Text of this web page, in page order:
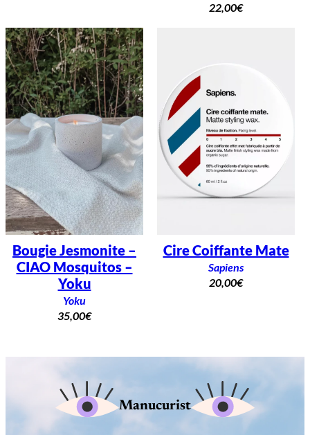
22,00€
Bougie Jesmonite –
CIAO Mosquitos –
Yoku
Yoku
35,00€
Cire Coiffante Mate
Sapiens
20,00€
Manucurist